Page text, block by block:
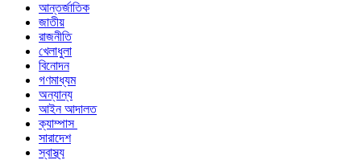
আন্তর্জাতিক
জাতীয়
রাজনীতি
খেলাধুলা
বিনোদন
গণমাধ্যম
অন্যান্য
আইন আদালত
ক্যাম্পাস
সারাদেশ
স্বাস্থ্য